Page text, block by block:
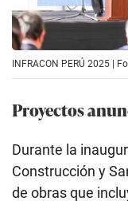
INFRACON PERÚ 2025 |
Proyectos
Durante la
Construcción y
de obras que